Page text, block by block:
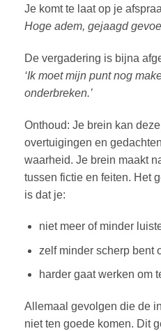
Je komt te laat op je
Hoge adem, gejaagd
De vergadering is bijna
‘Ik moet mijn punt nog
onderbreken.’
Onthoud: Je brein kan
overtuigingen en
waarheid. Je brein maakt
tussen fictie en feiten. Het
is dat je:
niet meer of minder
zelf minder scherp bent
harder gaat werken om
Allemaal gevolgen die de
niet ten goede komen. Dit